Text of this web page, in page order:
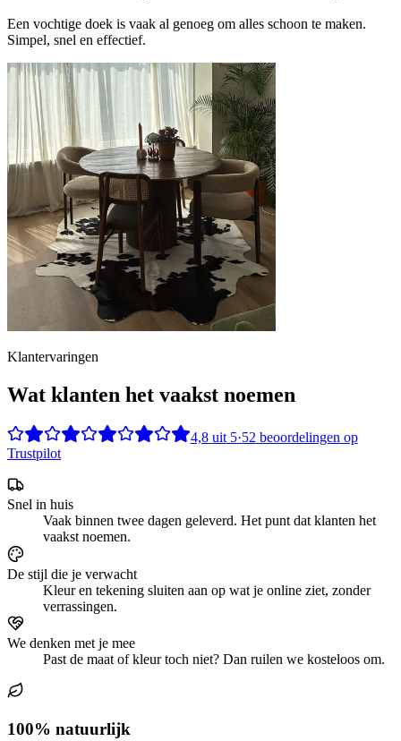
Een vochtige doek is vaak al genoeg om alles schoon te maken.
Simpel, snel en effectief.
Klantervaringen
Wat klanten het vaakst noemen
4,8 uit5·52 beoordelingen op
Trustpilot
Snel in huis
Vaak binnen twee dagen geleverd. Het punt dat klanten het
vaakst noemen.
De stijl die je verwacht
Kleur en tekening sluiten aan op wat je online ziet, zonder
verrassingen.
We denken met je mee
Past de maat of kleur toch niet? Dan ruilen we kosteloos om.
100% natuurlijk